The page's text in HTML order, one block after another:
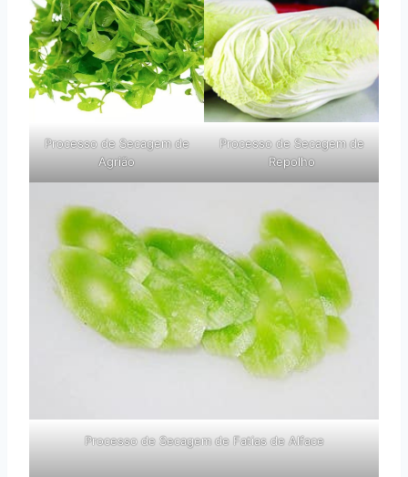
Processo de Secagem de
Agrião
Processo de Secagem de
Repolho
Processo de Secagem de Fatias de Alface